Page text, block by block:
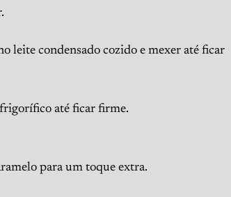
leite condensado cozido e mexer até ficar
até ficar firme.
para um toque extra.